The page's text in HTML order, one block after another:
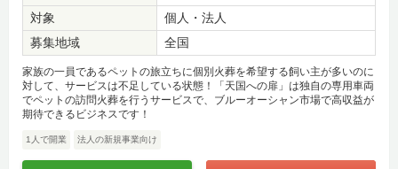
対象
個人・法人
募集地域
全国
家族の一員であるペットの旅立ちに個別火葬を希望する飼い主が多いのに
対して、サービスは不足している状態！「天国への扉」は独自の専用車両
でペットの訪問火葬を行うサービスで、ブルーオーシャン市場で高収益が
期待できるビジネスです！
1人で開業 法人の新規事業向け